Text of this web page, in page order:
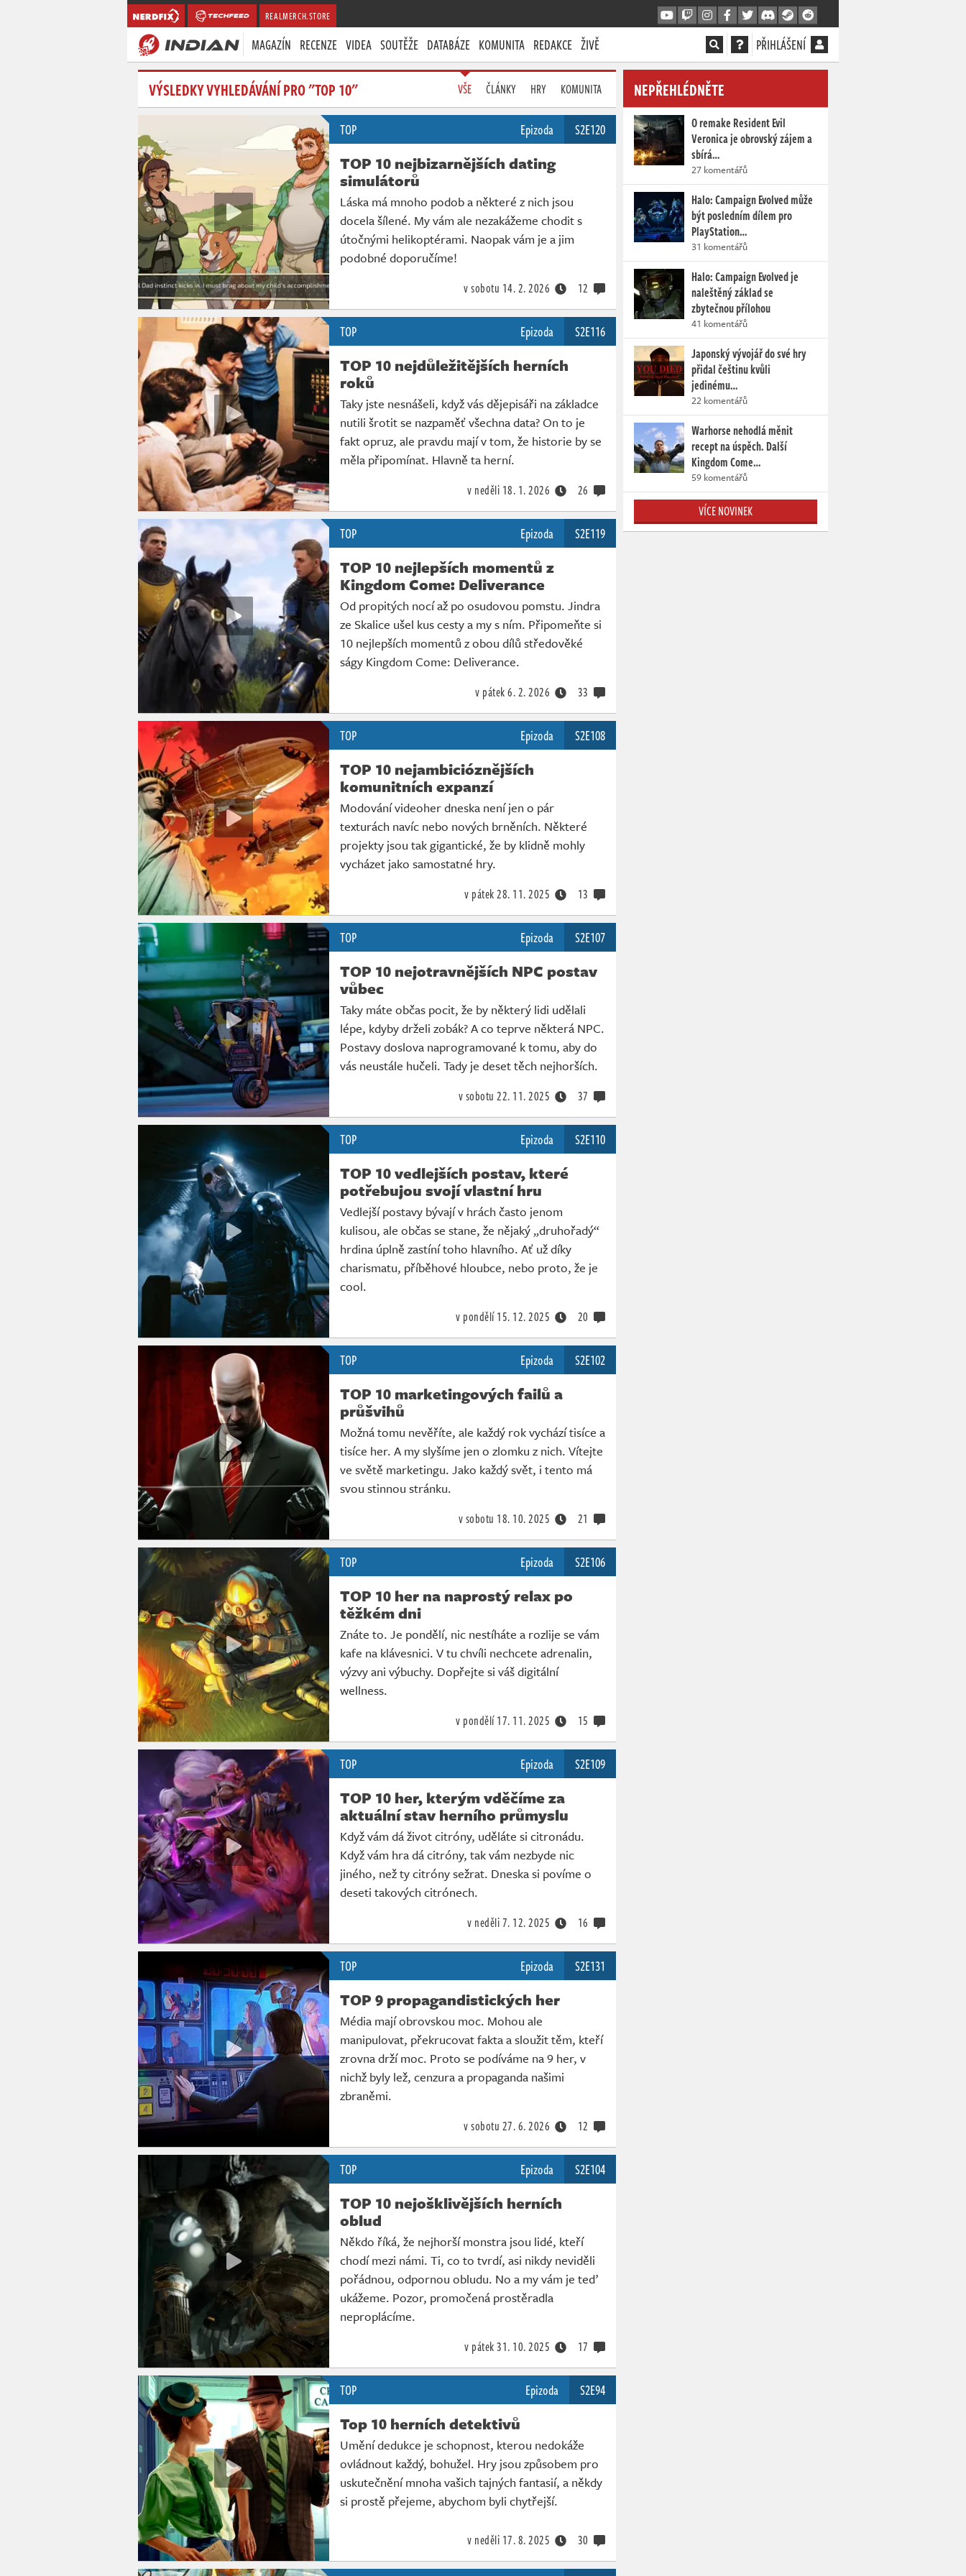
REALMERCH.STORE
MAGAZÍN RECENZE VIDEA SOUTĚŽE DATABÁZE KOMUNITA REDAKCE ŽIVĚ PŘIHLÁŠENÍ
VÝSLEDKY VYHLEDÁVÁNÍ PRO "TOP 10" VŠE ČLÁNKY HRY KOMUNITA
TOP Epizoda S2E120
TOP 10 nejbizarnějších dating
simulátorů
Láska má mnoho podob a některé z nich jsou
docela šílené. My vám ale nezakážeme chodit s
útočnými helikoptérami. Naopak vám je a jim
podobné doporučíme!
v sobotu 14. 2. 2026 12
TOP Epizoda S2E116
TOP 10 nejdůležitějších herních
roků
Taky jste nesnášeli, když vás dějepisáři na základce
nutili šrotit se nazpaměť všechna data? On to je
fakt opruz, ale pravdu mají v tom, že historie by se
měla připomínat. Hlavně ta herní.
v neděli 18. 1. 2026 26
TOP Epizoda S2E119
TOP 10 nejlepších momentů z
Kingdom Come: Deliverance
Od propitých nocí až po osudovou pomstu. Jindra
ze Skalice ušel kus cesty a my s ním. Připomeňte si
10 nejlepších momentů z obou dílů středověké
ságy Kingdom Come: Deliverance.
v pátek6. 2. 2026 33
TOP Epizoda S2E108
TOP 10 nejambicióznějších
komunitních expanzí
Modování videoher dneska není jen o pár
texturách navíc nebo nových brněních. Některé
projekty jsou tak gigantické, že by klidně mohly
vycházet jako samostatné hry.
v pátek28. 11. 2025 13
TOP Epizoda S2E107
TOP 10 nejotravnějších NPC postav
vůbec
Taky máte občas pocit, že by některý lidi udělali
lépe, kdyby drželi zobák? A co teprve některá NPC.
Postavy doslova naprogramované k tomu, aby do
vás neustále hučeli. Tady je deset těch nejhorších.
v sobotu 22. 11. 2025 37
TOP Epizoda S2E110
TOP 10 vedlejších postav, které
potřebujou svojí vlastní hru
Vedlejší postavy bývají v hrách často jenom
kulisou, ale občas se stane, že nějaký „druhořadý“
hrdina úplně zastíní toho hlavního. Ať už díky
charismatu, příběhové hloubce, nebo proto, že je
cool.
v pondělí15. 12. 2025 20
TOP Epizoda S2E102
TOP 10 marketingových failů a
průšvihů
Možná tomu nevěříte, ale každý rok vychází tisíce a
tisíce her. A my slyšíme jen o zlomku z nich. Vítejte
ve světě marketingu. Jako každý svět, i tento má
svou stinnou stránku.
v sobotu 18. 10. 2025 21
TOP Epizoda S2E106
TOP 10 her na naprostý relax po
těžkém dni
Znáte to. Je pondělí, nic nestíháte a rozlije se vám
kafe na klávesnici. V tu chvíli nechcete adrenalin,
výzvy ani výbuchy. Dopřejte si váš digitální
wellness.
v pondělí17. 11. 2025 15
TOP Epizoda S2E109
TOP 10 her, kterým vděčíme za
aktuální stav herního průmyslu
Když vám dá život citróny, uděláte si citronádu.
Když vám hra dá citróny, tak vám nezbyde nic
jiného, než ty citróny sežrat. Dneska si povíme o
deseti takových citrónech.
v neděli7. 12. 2025 16
TOP Epizoda S2E131
TOP 9 propagandistických her
Média mají obrovskou moc. Mohou ale
manipulovat, překrucovat fakta a sloužit těm, kteří
zrovna drží moc. Proto se podíváme na 9 her, v
nichž byly lež, cenzura a propaganda našimi
zbraněmi.
v sobotu 27. 6. 2026 12
TOP Epizoda S2E104
TOP 10 nejošklivějších herních
oblud
Někdo říká, že nejhorší monstra jsou lidé, kteří
chodí mezi námi. Ti, co to tvrdí, asi nikdy neviděli
pořádnou, odpornou obludu. No a my vám je teď
ukážeme. Pozor, promočená prostěradla
neproplácíme.
v pátek31. 10. 2025 17
TOP Epizoda S2E94
Top 10 herních detektivů
Umění dedukce je schopnost, kterou nedokáže
ovládnout každý, bohužel. Hry jsou způsobem pro
uskutečnění mnoha vašich tajných fantasií, a někdy
si prostě přejeme, abychom byli chytřejší.
v neděli 17. 8. 2025 30
NEPŘEHLÉDNĚTE
O remake Resident Evil
Veronica je obrovský zájem a
sbírá…
27 komentářů
Halo: Campaign Evolved může
být posledním dílem pro
PlayStation…
31 komentářů
Halo: Campaign Evolved je
naleštěný základ se
zbytečnou přílohou
41 komentářů
Japonský vývojář do své hry
přidal češtinu kvůli
jedinému…
22 komentářů
Warhorse nehodlá měnit
recept na úspěch. Další
Kingdom Come…
59 komentářů
VÍCE NOVINEK